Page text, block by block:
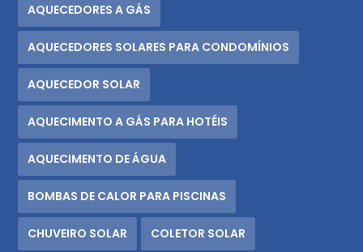
AQUECEDORES A GÁS
AQUECEDORES SOLARES PARA CONDOMÍNIOS
AQUECEDOR SOLAR
AQUECIMENTO A GÁS PARA HOTÉIS
AQUECIMENTO DE ÁGUA
BOMBAS DE CALOR PARA PISCINAS
CHUVEIRO SOLAR COLETOR SOLAR